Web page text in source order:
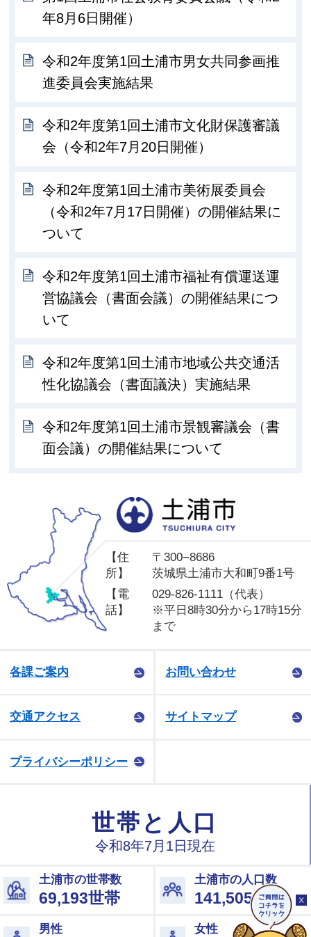
年8月6日開催）
令和2年度第1回土浦市男女共同参画推
進委員会実施結果
令和2年度第1回土浦市文化財保護審議
会（令和2年7月20日開催）
令和2年度第1回土浦市美術展委員会
（令和2年7月17日開催）の開催結果に
ついて
令和2年度第1回土浦市福祉有償運送運
営協議会（書面会議）の開催結果につ
いて
令和2年度第1回土浦市地域公共交通活
性化協議会（書面議決）実施結果
令和2年度第1回土浦市景観審議会（書
面会議）の開催結果について
【住
所】
〒300−8686
茨城県土浦市大和町9番1号
【電
話】
029-826-1111（代表）
※平日8時30分から17時15分
まで
各課ご案内 お問い合わせ
交通アクセス サイトマップ
プライバシーポリシー